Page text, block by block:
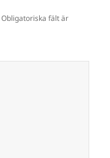
Obligatoriska fält är